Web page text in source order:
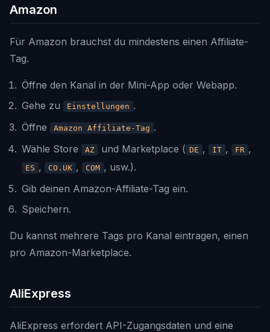
Amazon
Für Amazon brauchst du mindestens einen Affiliate-
Tag.
Öffne den Kanal in der Mini-App oder Webapp.
Gehe zu
Einstellungen .
Öffne
Amazon Affiliate-Tag .
Wähle Store
AZ und Marketplace ( DE , IT , FR ,
ES , CO.UK , COM , usw.).
Gib deinen Amazon-Affiliate-Tag ein.
Speichern.
Du kannst mehrere Tags pro Kanal eintragen, einen
pro Amazon-Marketplace.
AliExpress
AliExpress erfordert API-Zugangsdaten und eine